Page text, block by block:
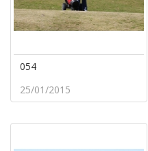
054
25/01/2015